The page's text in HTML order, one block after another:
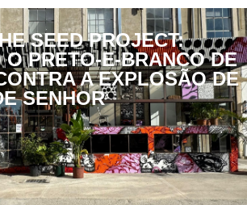
SEED PROJECT:
O PRETO-E-BRANCO DE
A EXPLOSÃO DE
SENHOR